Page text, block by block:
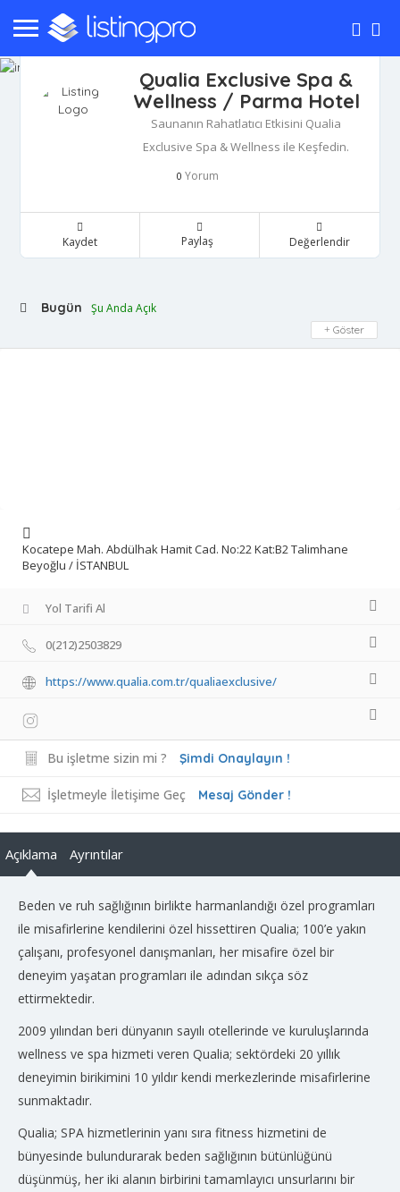
Qualia Exclusive Spa &
Wellness / Parma Hotel
Saunanın Rahatlatıcı Etkisini Qualia
Exclusive Spa & Wellness ile Keşfedin.
0 Yorum
Kaydet Paylaş Değerlendir
Bugün Şu Anda Açık
Göster
Kocatepe Mah. Abdülhak Hamit Cad. No:22 Kat:B2 Talimhane
Beyoğlu / İSTANBUL
Yol Tarifi Al
0(212)2503829
https://www.qualia.com.tr/qualiaexclusive/
Bu işletme sizin mi ? Şimdi Onaylayın !
İşletmeyle İletişime Geç Mesaj Gönder !
Açıklama Ayrıntılar
Beden ve ruh sağlığının birlikte harmanlandığı özel programları
ile misafirlerine kendilerini özel hissettiren Qualia; 100’e yakın
çalışanı, profesyonel danışmanları, her misafire özel bir
deneyim yaşatan programları ile adından sıkça söz
ettirmektedir.
2009 yılından beri dünyanın sayılı otellerinde ve kuruluşlarında
wellness ve spa hizmeti veren Qualia; sektördeki 20 yıllık
deneyimin birikimini 10 yıldır kendi merkezlerinde misafirlerine
sunmaktadır.
Qualia; SPA hizmetlerinin yanı sıra fitness hizmetini de
bünyesinde bulundurarak beden sağlığının bütünlüğünü
düşünmüş, her iki alanın birbirini tamamlayıcı unsurlarını bir